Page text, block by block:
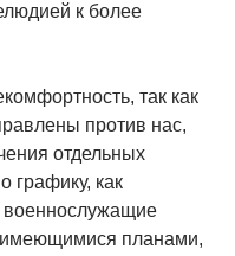
к более
так как
против нас,
отдельных
графику, как
военнослужащие
имеющимися планами,